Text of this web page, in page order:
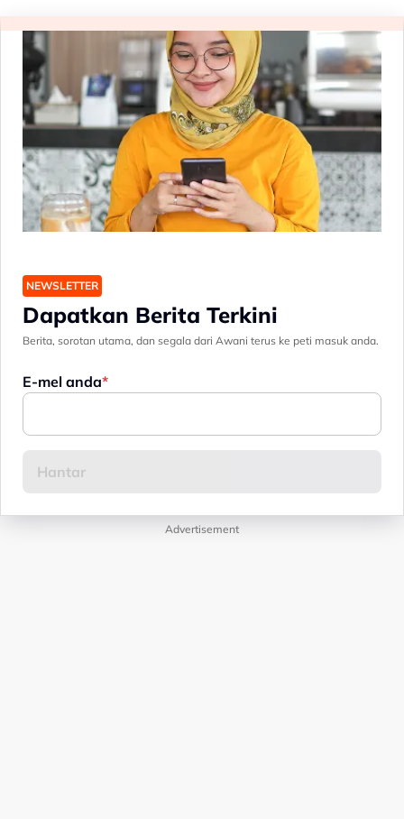
NEWSLETTER
Dapatkan Berita Terkini
Berita, sorotan utama, dan segala dari Awani terus ke peti masuk anda.
E-mel anda
Advertisement